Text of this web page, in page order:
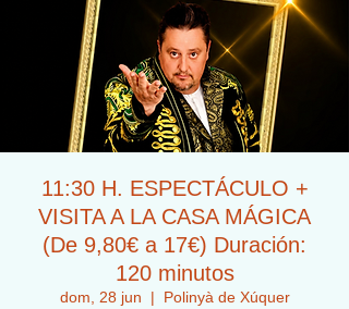
11:30 H. ESPECTÁCULO +
VISITA A LA CASA MÁGICA
(De 9,80€ a 17€) Duración:
120 minutos
dom, 28 jun
  |
Polinyà de Xúquer